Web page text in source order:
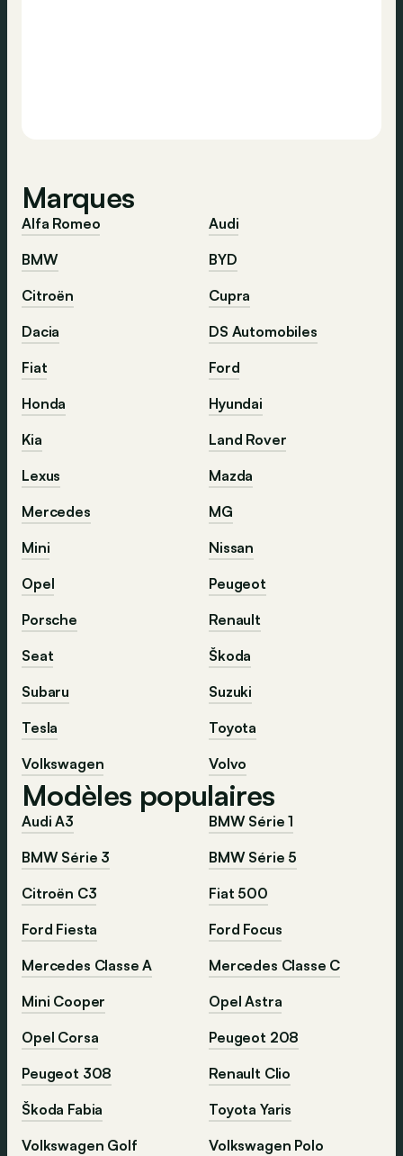
Marques
Alfa Romeo
Audi
BMW
BYD
Citroën
Cupra
Dacia
DS Automobiles
Fiat
Ford
Honda
Hyundai
Kia
Land Rover
Lexus
Mazda
Mercedes
MG
Mini
Nissan
Opel
Peugeot
Porsche
Renault
Seat
Škoda
Subaru
Suzuki
Tesla
Toyota
Volkswagen
Volvo
Modèles populaires
Audi A3
BMW Série 1
BMW Série 3
BMW Série 5
Citroën C3
Fiat 500
Ford Fiesta
Ford Focus
Mercedes Classe A
Mercedes Classe C
Mini Cooper
Opel Astra
Opel Corsa
Peugeot 208
Peugeot 308
Renault Clio
Škoda Fabia
Toyota Yaris
Volkswagen Golf
Volkswagen Polo